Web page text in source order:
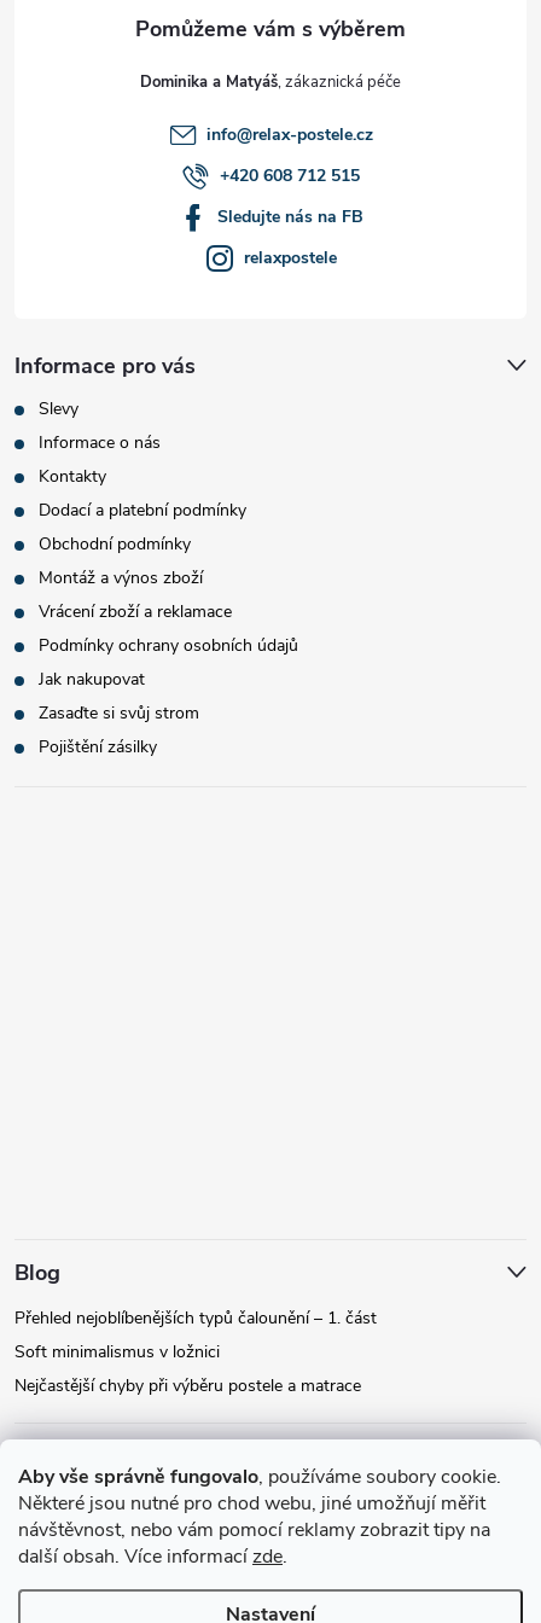
Aby vše správně fungovalo, používáme soubory cookie.
Některé jsou nutné pro chod webu, jiné umožňují měřit
návštěvnost, nebo vám pomocí reklamy zobrazit tipy na
další obsah. Více informacízde.
Nastavení
Dominika a Matyáš
info@relax-postele.cz
+420 608 712 515
Sledujte nás na FB
relaxpostele
Informace pro vás
Slevy
Informace o nás
Kontakty
Dodací a platební podmínky
Obchodní podmínky
Montáž a výnos zboží
Vrácení zboží a reklamace
Podmínky ochrany osobních údajů
Jak nakupovat
Zasaďte si svůj strom
Pojištění zásilky
Blog
Přehled nejoblíbenějších typů čalounění – 1. část
Soft minimalismus v ložnici
Nejčastější chyby při výběru postele a matrace
Instagram